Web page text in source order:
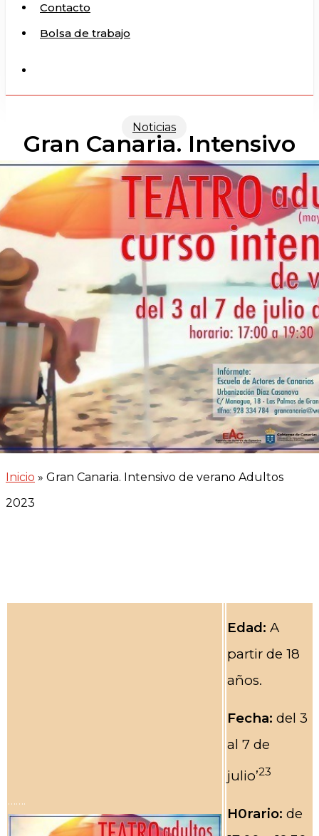
Contacto
Bolsa de trabajo
Noticias
Gran Canaria. Intensivo
de verano Adultos 2023
Inicio » Gran Canaria. Intensivo de verano Adultos
2023
…….
Edad: A
partir de 18
años.
Fecha: del 3
al 7 de
julio’23
H0rario: de